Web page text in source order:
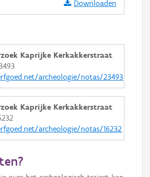
Downloaden
Kaprijke Kerkakkerstraat
archeologie/notas/23493
Kaprijke Kerkakkerstraat
archeologie/notas/16232